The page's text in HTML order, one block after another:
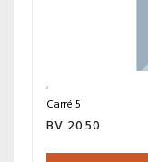
Carré 5¨
BV 2050